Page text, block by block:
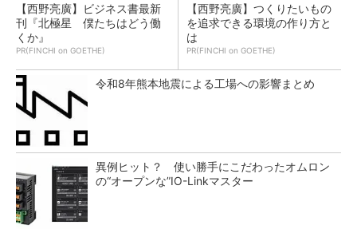
【西野亮廣】ビジネス書最新
刊『北極星 僕たちはどう働
くか』
PR(FINCHI on GOETHE)
【西野亮廣】つくりたいもの
を追求できる環境の作り方と
は
PR(FINCHI on GOETHE)
令和8年熊本地震による工場への影響まとめ
異例ヒット？ 使い勝手にこだわったオムロン
の“オープンな”IO-Linkマスター